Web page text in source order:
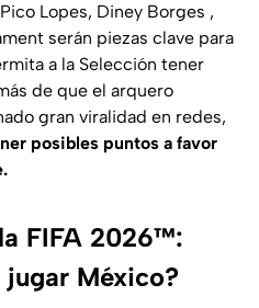
Lopes, Diney Borges ,
serán piezas clave para
a la Selección tener
de que el arquero
gran viralidad en redes,
posibles puntos a favor
FIFA 2026™:
jugar México?